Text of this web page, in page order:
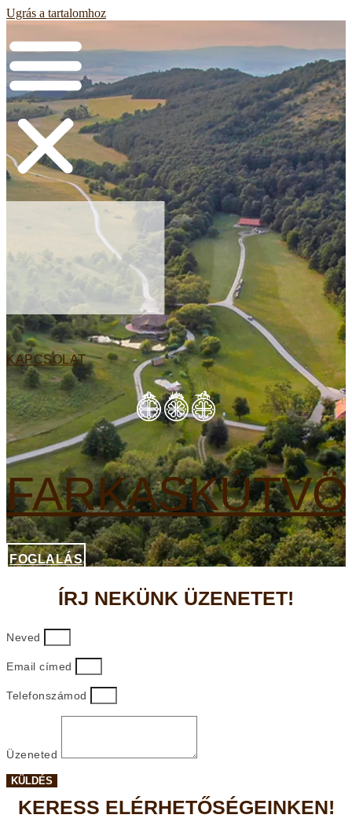
Ugrás a tartalomhoz
KAPCSOLAT
FOGLALÁS
ÍRJ NEKÜNK ÜZENETET!
Neved
Email címed
Telefonszámod
Üzeneted
KÜLDÉS
KERESS ELÉRHETŐSÉGEINKEN!